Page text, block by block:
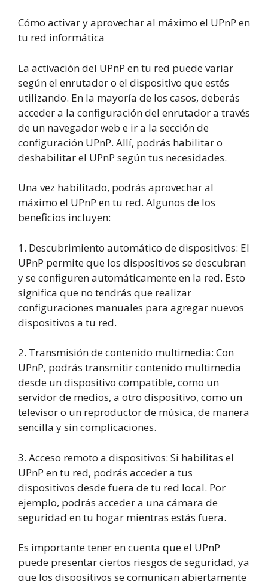
Cómo activar y aprovechar al máximo el UPnP en
tu red informática
La activación del UPnP en tu red puede variar
según el enrutador o el dispositivo que estés
utilizando. En la mayoría de los casos, deberás
acceder a la configuración del enrutador a través
de un navegador web e ir a la sección de
configuración UPnP. Allí, podrás habilitar o
deshabilitar el UPnP según tus necesidades.
Una vez habilitado, podrás aprovechar al
máximo el UPnP en tu red. Algunos de los
beneficios incluyen:
1. Descubrimiento automático de dispositivos: El
UPnP permite que los dispositivos se descubran
y se configuren automáticamente en la red. Esto
significa que no tendrás que realizar
configuraciones manuales para agregar nuevos
dispositivos a tu red.
2. Transmisión de contenido multimedia: Con
UPnP, podrás transmitir contenido multimedia
desde un dispositivo compatible, como un
servidor de medios, a otro dispositivo, como un
televisor o un reproductor de música, de manera
sencilla y sin complicaciones.
3. Acceso remoto a dispositivos: Si habilitas el
UPnP en tu red, podrás acceder a tus
dispositivos desde fuera de tu red local. Por
ejemplo, podrás acceder a una cámara de
seguridad en tu hogar mientras estás fuera.
Es importante tener en cuenta que el UPnP
puede presentar ciertos riesgos de seguridad, ya
que los dispositivos se comunican abiertamente